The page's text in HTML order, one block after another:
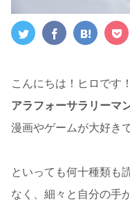
こんにちは！ヒロです！
アラフォーサラリーマ
漫画やゲームが大好き
といっても何十種類も
なく、細々と自分の手